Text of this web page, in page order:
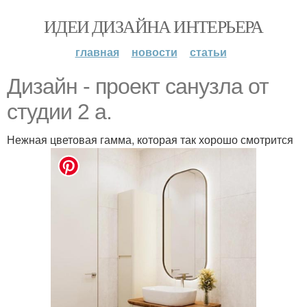
ИДЕИ ДИЗАЙНА ИНТЕРЬЕРА
главная новости статьи
Дизайн - проект санузла от
студии 2 а.
Нежная цветовая гамма, которая так хорошо смотрится